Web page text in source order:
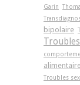
Garin
bipolaire
Troubles